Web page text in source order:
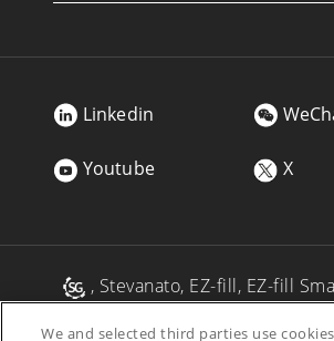
Linkedin
Youtube X
, Stevanato, EZ-fill, EZ-fill
We and selected third parties use